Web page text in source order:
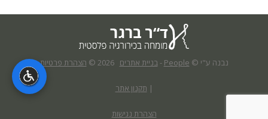
נבנה ע"י © People
-בניית אתרים 2026
© הצהרת פרטיות
| תקנון אתר
הצהרת נגישות